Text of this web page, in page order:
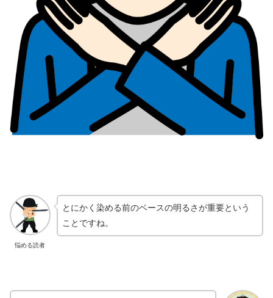
悩める読者
とにかく染める前のベースの明るさが重要という
ことですね。